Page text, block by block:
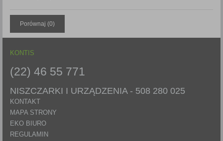
Porównaj (0)
KONTIS
(22) 46 55 771
NISZCZARKI I URZĄDZENIA - 508 280 025
KONTAKT
MAPA STRONY
EKO BIURO
REGULAMIN